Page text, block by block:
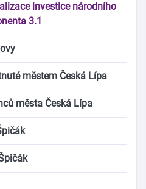
investice národního
3.1
městem Česká Lípa
města Česká Lípa